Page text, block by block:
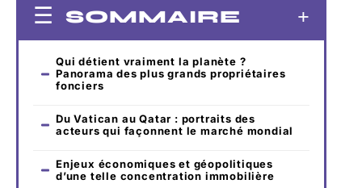
SOMMAIRE
Qui détient vraiment la planète ?
Panorama des plus grands propriétaires
fonciers
Du Vatican au Qatar : portraits des
acteurs qui façonnent le marché mondial
Enjeux économiques et géopolitiques
d’une telle concentration immobilière